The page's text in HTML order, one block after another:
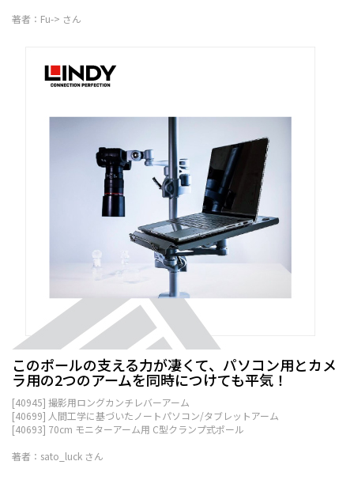
著者：Fu-> さん
このポールの支える力が凄くて、パソコン用とカメ
ラ用の2つのアームを同時につけても平気！
[40945] 撮影用ロングカンチレバーアーム
[40699] 人間工学に基づいたノートパソコン/タブレットアーム
[40693] 70cm モニターアーム用 C型クランプ式ポール
著者：sato_luck さん